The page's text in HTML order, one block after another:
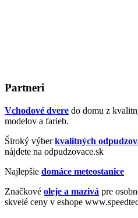
Partneri
Vchodové dvere do domu z
modelov a farieb.
Široký výberkvalitných
nájdete na odpudzovace.sk
Najlepšie domáce meteostanice
Značkové oleje a mazivá pre
skvelé ceny v eshope